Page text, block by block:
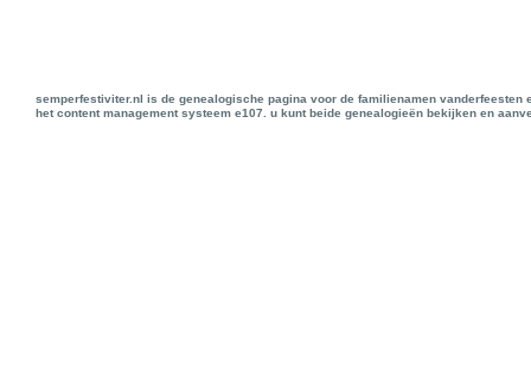
semperfestiviter.nl is de genealogische pagina voor de familienamen
het content management systeem e107. u kunt beide genealogieën bekijken en